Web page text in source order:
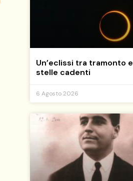
Un’eclissi tra tramonto e
stelle cadenti
6 Agosto 2026